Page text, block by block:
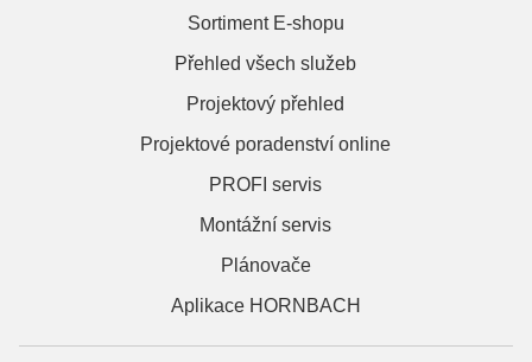
Sortiment E-shopu
Přehled všech služeb
Projektový přehled
Projektové poradenství online
PROFI servis
Montážní servis
Plánovače
Aplikace HORNBACH